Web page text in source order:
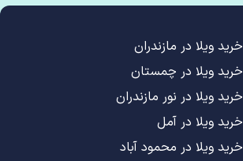
خرید ویلا در مازندران
خرید ویلا در چمستان
خرید ویلا در نور مازندران
خرید ویلا در آمل
خرید ویلا در محمود آباد